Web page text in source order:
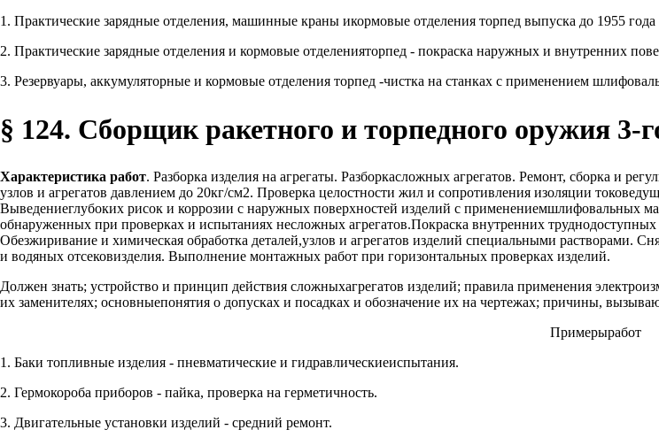
1. Практические зарядные отделения, машинные краны икормовые отделения торпед выпуска до 1955 года
2. Практические зарядные отделения и кормовые отделенияторпед - покраска наружных и внутренних
3. Резервуары, аккумуляторные и кормовые отделения торпед -чистка на станках с применением
§ 124. Сборщик ракетного и торпедного оружия 3-
Характеристика работ. Разборка изделия на агрегаты. Разборкасложных агрегатов. Ремонт, сборка и
узлов и агрегатов давлением до 20кг/см2. Проверка целостности жил и сопротивления изоляции
Выведениеглубоких рисок и коррозии с наружных поверхностей изделий с применениемшлифовальных
обнаруженных при проверках и испытаниях несложных агрегатов.Покраска внутренних
Обезжиривание и химическая обработка деталей,узлов и агрегатов изделий специальными растворами.
и водяных отсековизделия. Выполнение монтажных работ при горизонтальных проверках изделий.
Должен знать; устройство и принцип действия сложныхагрегатов изделий; правила применения
их заменителях; основныепонятия о допусках и посадках и обозначение их на чертежах; причины,
Примерыработ
1. Баки топливные изделия - пневматические и гидравлическиеиспытания.
2. Гермокороба приборов - пайка, проверка на герметичность.
3. Двигательные установки изделий - средний ремонт.